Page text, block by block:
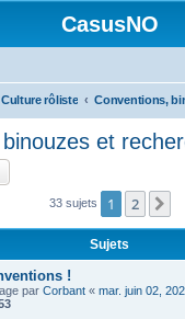
CasusNO
Culture rôliste
et
33 sujets 1 2
Sujets
!
par Corbant « mar. juin 02,